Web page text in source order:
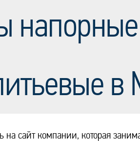
в
на сайт компании, которая